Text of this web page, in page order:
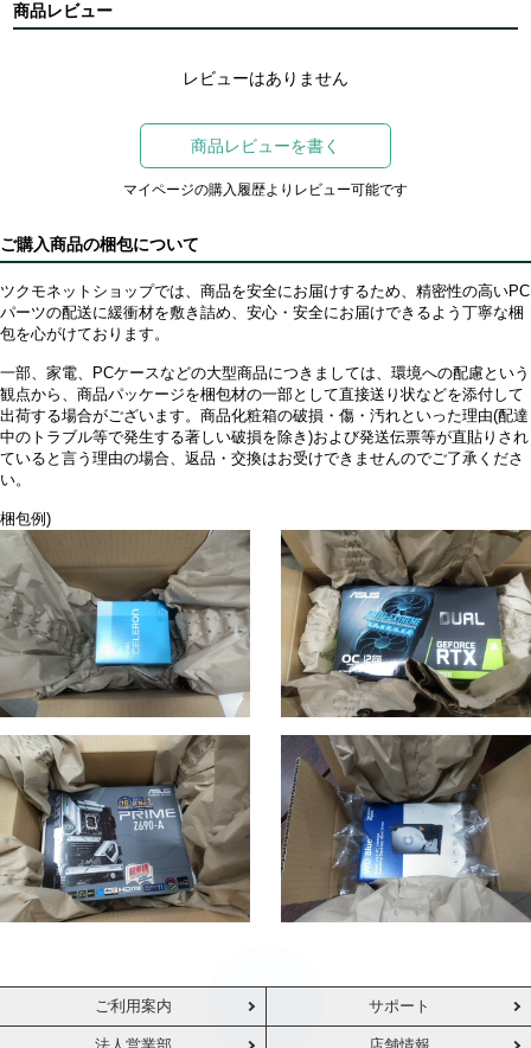
商品レビュー
レビューはありません
商品レビューを書く
マイページの購入履歴よりレビュー可能です
ご購入商品の梱包について
ツクモネットショップでは、商品を安全にお届けするため、精密性の高いPC
パーツの配送に緩衝材を敷き詰め、安心・安全にお届けできるよう丁寧な梱
包を心がけております。
一部、家電、PCケースなどの大型商品につきましては、環境への配慮という
観点から、商品パッケージを梱包材の一部として直接送り状などを添付して
出荷する場合がございます。商品化粧箱の破損・傷・汚れといった理由(配達
中のトラブル等で発生する著しい破損を除き)および発送伝票等が直貼りされ
ていると言う理由の場合、返品・交換はお受けできませんのでご了承くださ
い。
梱包例)
ご利用案内 サポート